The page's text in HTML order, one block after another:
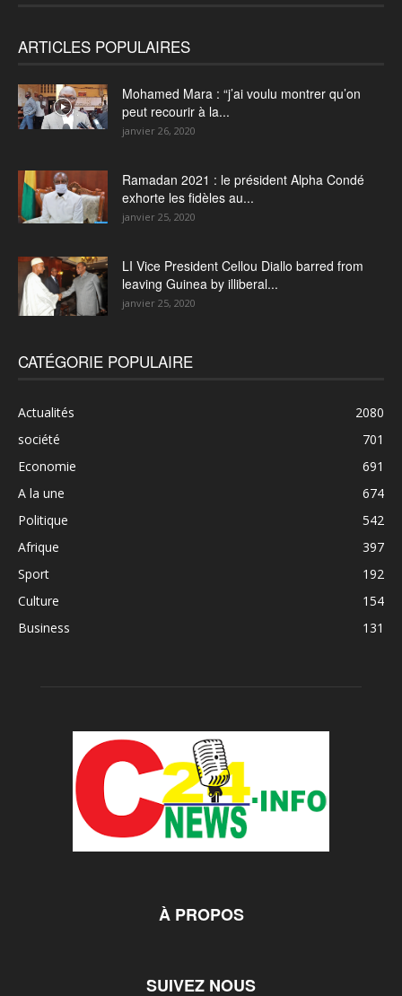
ARTICLES POPULAIRES
Mohamed Mara : “j’ai voulu montrer qu’on
peut recourir à la...
janvier 26, 2020
Ramadan 2021 : le président Alpha Condé
exhorte les fidèles au...
janvier 25, 2020
LI Vice President Cellou Diallo barred from
leaving Guinea by illiberal...
janvier 25, 2020
CATÉGORIE POPULAIRE
Actualités
2080
société
701
Economie
691
A la une
674
Politique
542
Afrique
397
Sport
192
Culture
154
Business
131
À PROPOS
SUIVEZ NOUS